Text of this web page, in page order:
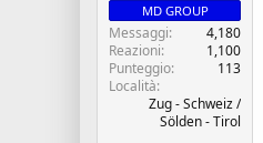
MD GROUP
Messaggi
4,180
Reazioni
1,100
Punteggio
113
Località
Zug - Schweiz /
Sölden - Tirol